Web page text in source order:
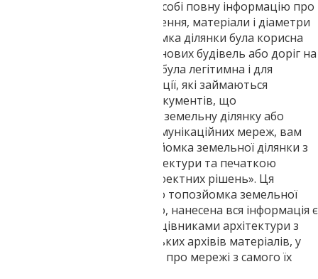
земельної ділянки містить в собі повну інформацію про
всі мережі, їх глибину закладення, матеріали і діаметри
труб. Для того, щоб топозйомка ділянки була корисна
не тільки для проектування нових будівель або доріг на
рівні приватного проекту, а була легітимна і для
надання в державні організації, які займаються
наприклад, оформленням документів, що
підтверджують власність на земельну ділянку або
підключенням до міських комунікаційних мереж, вам
напевно знадобиться топозйомка земельної ділянки з
узгодженням в органах архітектури та печаткою
«Придатно до прийняття проектних рішень». Ця
печатка говорить про те, що топозйомка земельної
ділянки виконана правильно, нанесена вся інформація є
коректною і перевірена працівниками архітектури з
використанням загальноміських архівів матеріалів, у
яких зберігається інформація про мережі з самого їх